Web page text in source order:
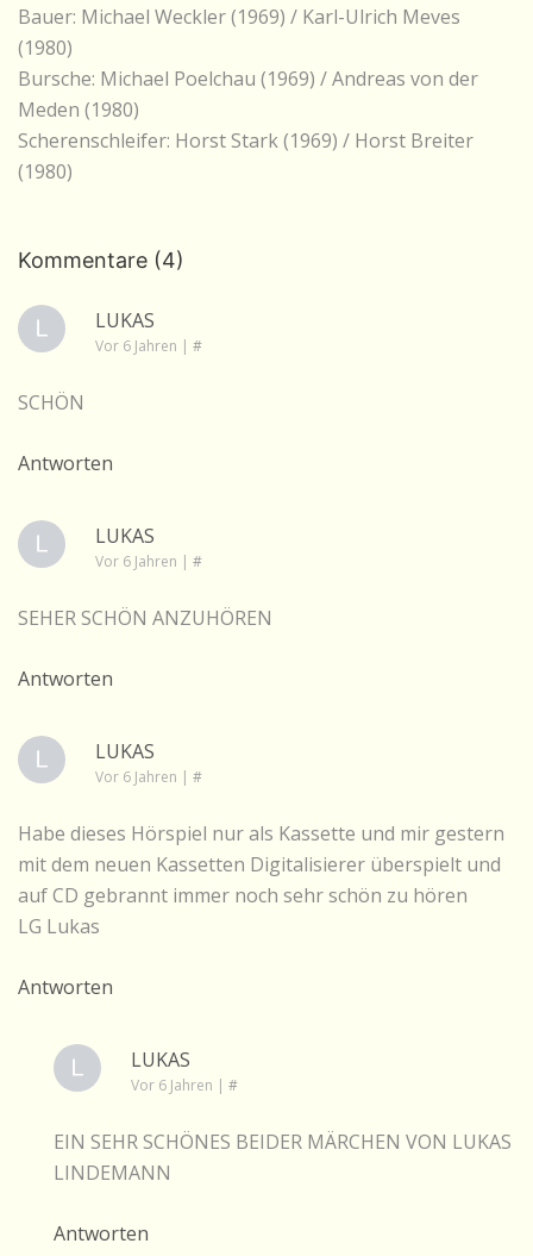
Bauer: Michael Weckler (1969) / Karl-Ulrich Meves
(1980)
Bursche: Michael Poelchau (1969) / Andreas von der
Meden (1980)
Scherenschleifer: Horst Stark (1969) / Horst Breiter
(1980)
Kommentare (4)
LUKAS
Vor 6 Jahren | #
SCHÖN
Antworten
LUKAS
Vor 6 Jahren | #
SEHER SCHÖN ANZUHÖREN
Antworten
LUKAS
Vor 6 Jahren | #
Habe dieses Hörspiel nur als Kassette und mir gestern
mit dem neuen Kassetten Digitalisierer überspielt und
auf CD gebrannt immer noch sehr schön zu hören
LG Lukas
Antworten
LUKAS
Vor 6 Jahren | #
EIN SEHR SCHÖNES BEIDER MÄRCHEN VON LUKAS
LINDEMANN
Antworten